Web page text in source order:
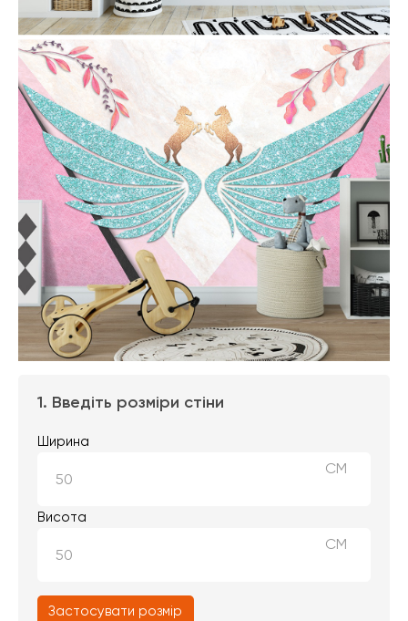
1. Введіть розміри стіни
Ширина
СМ
Висота
СМ
Застосувати розмір